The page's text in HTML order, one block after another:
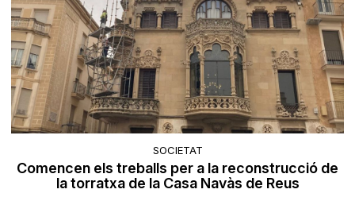
SOCIETAT
Comencen els treballs per a la reconstrucció de
la torratxa de la Casa Navàs de Reus